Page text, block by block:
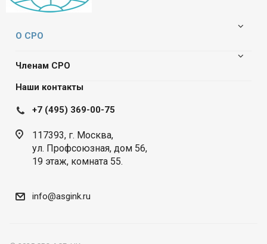
О СРО
Членам СРО
Наши контакты
+7 (495) 369-00-75
117393, г. Москва,
ул. Профсоюзная, дом 56,
19 этаж, комната 55.
info@asgink.ru